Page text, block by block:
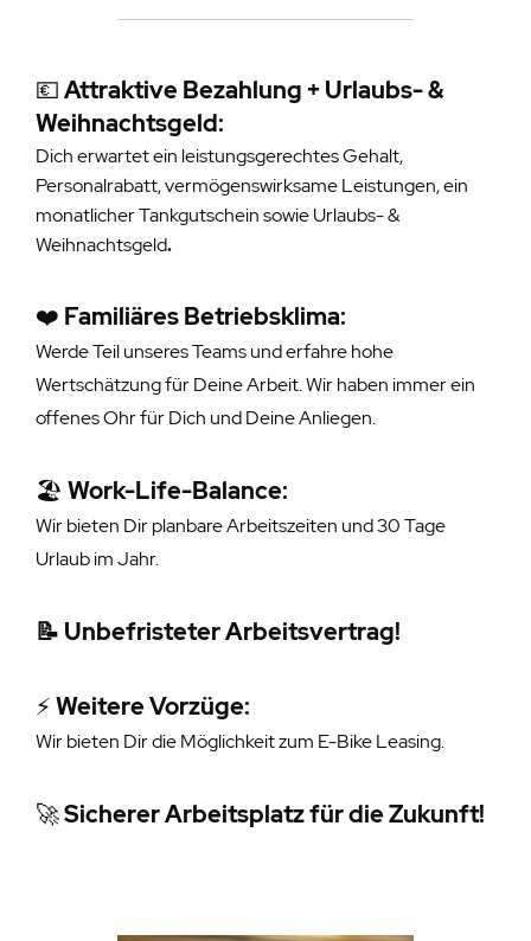
💶Attraktive Bezahlung + Urlaubs- &
Weihnachtsgeld:
Dich erwartet ein leistungsgerechtes Gehalt,
Personalrabatt, vermögenswirksame Leistungen, ein
monatlicher Tankgutschein sowie Urlaubs- &
Weihnachtsgeld.
❤️ Familiäres Betriebsklima:
Werde Teil unseres Teams und erfahre hohe
Wertschätzung für Deine Arbeit. Wir haben immer ein
offenes Ohr für Dich und Deine Anliegen.
🏖️ Work-Life-Balance:
Wir bieten Dir planbare Arbeitszeiten und 30 Tage
Urlaub im Jahr.
📝 Unbefristeter Arbeitsvertrag!
⚡️Weitere Vorzüge:
Wir bieten Dir die Möglichkeit zum E-Bike Leasing.
🚀Sicherer Arbeitsplatz für die Zukunft!